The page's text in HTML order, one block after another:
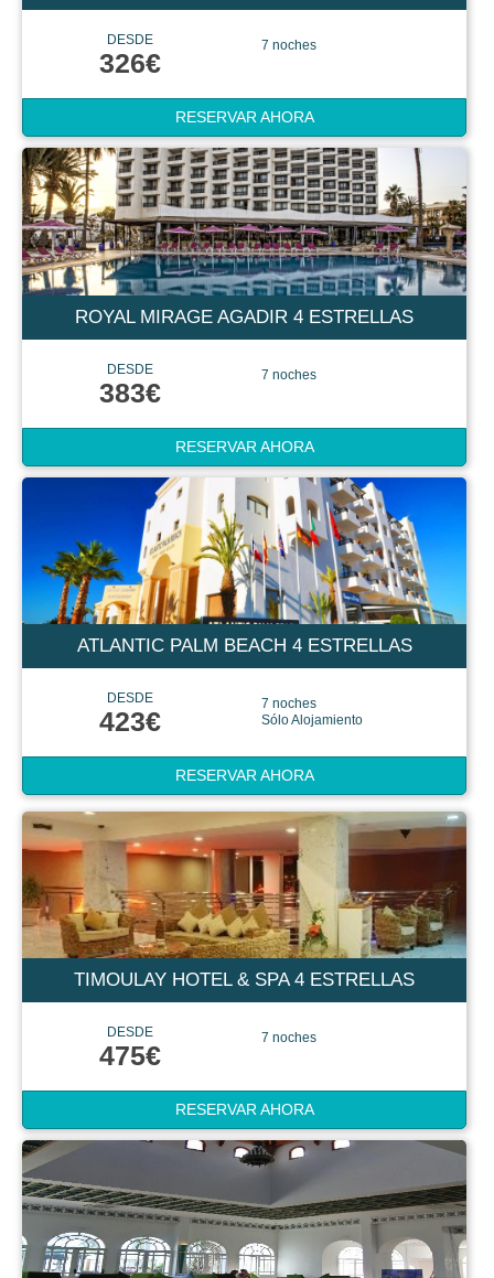
DESDE
326€
7 noches
RESERVAR AHORA
ROYAL MIRAGE AGADIR 4 ESTRELLAS
DESDE
383€
7 noches
RESERVAR AHORA
ATLANTIC PALM BEACH 4 ESTRELLAS
DESDE
423€
7 noches
Sólo Alojamiento
RESERVAR AHORA
TIMOULAY HOTEL & SPA 4 ESTRELLAS
DESDE
475€
7 noches
RESERVAR AHORA